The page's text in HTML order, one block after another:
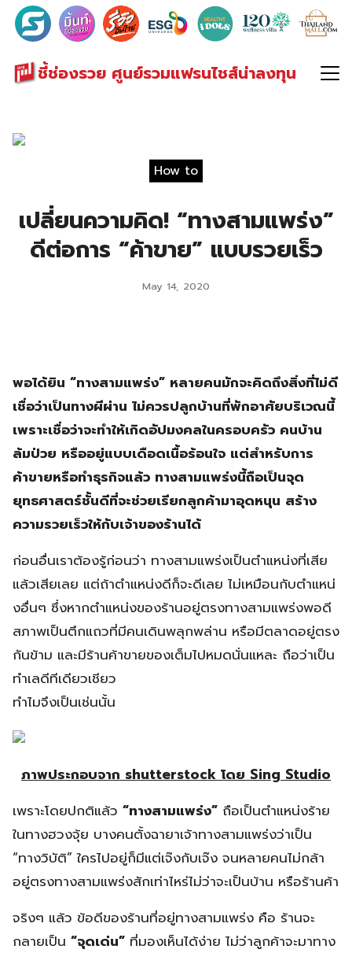
ชี้ช่องรวย ศูนย์รวมแฟรนไชส์น่าลงทุน
Search
for:
How to
เปลี่ยนความคิด! “ทางสามแพร่ง”
ดีต่อการ “ค้าขาย” แบบรวยเร็ว
May 14, 2020
พอได้ยิน “ทางสามแพร่ง” หลายคนมักจะคิดถึงสิ่งที่ไม่ดี
เชื่อว่าเป็นทางผีผ่าน ไม่ควรปลูกบ้านที่พักอาศัยบริเวณนี้
เพราะเชื่อว่าจะทำให้เกิดอัปมงคลในครอบครัว คนบ้าน
ล้มป่วย หรืออยู่แบบเดือดเนื้อร้อนใจ แต่สำหรับการ
ค้าขายหรือทำธุรกิจแล้ว ทางสามแพร่งนี้ถือเป็นจุด
ยุทธศาสตร์ชั้นดีที่จะช่วยเรียกลูกค้ามาอุดหนุน สร้าง
ความรวยเร็วให้กับเจ้าของร้านได้
ก่อนอื่นเราต้องรู้ก่อนว่า ทางสามแพร่งเป็นตำแหน่งที่เสีย
แล้วเสียเลย แต่ถ้าตำแหน่งดีก็จะดีเลย ไม่เหมือนกับตำแหน่
งอื่นๆ ซึ่งหากตำแหน่งของร้านอยู่ตรงทางสามแพร่งพอดี
สภาพเป็นตึกแถวที่มีคนเดินพลุกพล่าน หรือมีตลาดอยู่ตรง
กันข้าม และมีร้านค้าขายของเต็มไปหมดนั่นแหละ ถือว่าเป็น
ทำเลดีทีเดียวเชียว
ทำไมจึงเป็นเช่นนั้น
ภาพประกอบจาก shutterstock โดย Sing Studio
เพราะโดยปกติแล้ว “ทางสามแพร่ง” ถือเป็นตำแหน่งร้าย
ในทางฮวงจุ้ย บางคนตั้งฉายาเจ้าทางสามแพร่งว่าเป็น
“ทางวิบัติ” ใครไปอยู่ก็มีแต่เจ๊งกับเจ๊ง จนหลายคนไม่กล้า
อยู่ตรงทางสามแพร่งสักเท่าไหร่ไม่ว่าจะเป็นบ้าน หรือร้านค้า
จริงๆ แล้ว ข้อดีของร้านที่อยู่ทางสามแพร่ง คือ ร้านจะ
กลายเป็น “จุดเด่น” ที่มองเห็นได้ง่าย ไม่ว่าลูกค้าจะมาทาง